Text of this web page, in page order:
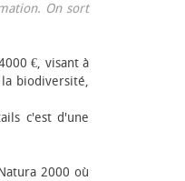
On sort
€, visant à
biodiversité,
c'est d'une
2000 où